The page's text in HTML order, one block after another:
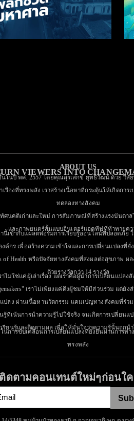
หาศาล
ABOUT US
VIEWERS INTO
นในปี พศ. 2557 โดยคุณสุรเสกข์ ยุทธิวัฒน์ ด้วย วิสั
เรื่องที่ทรงพลัง เราสร้างเนื้อหาที่กระตุ้นให้เกิดกา
ทดลองทางสังคม
ทัศนคติเก่าและใหม่ การสัมภาษณ์ที่สร้างแรงบันดา
และภาพยนตร์สั้นแบบอินเตอร์แอคทีฟที่ท้าทายค
านี้เข้ากับแผลตฟอร์มการเรียบรู้ออนไลน์ที่ปลอดภัย
งค์กร เพื่อสร้างความเข้าใจและการเปลี่ยนแปลงที่
of Health หรือปัจจัยทางสังคมที่ส่งผลต่อสุขภาพ ผ
ด้วยรางวัลกว่า 14 รางวัล
าไม่ใช่แค่ผู้เล่าเรื่อง แต่เราคือผู้นำการเปลี่ยนแปล
เราไม่เพียงแค่ดึงผู้ชมให้มีส่วนร่วม แต่ยัง
แปลง ผ่านเนื้อหานวัตกรรม แคมเปญทางสังคมที่ร่ว
รู้ที่เน้นการนำความรู้ไปใช้จริง จนเกิดการเปลี่ยนแ
เรียนรู้และติดตามผล เพื่อให้มั่นใจว่าความรู้นั้นถูกน
นการขับเคลื่อนการเปลี่ยนแปลงที่ยั่งยืนผ่านการทำ
ทรงพลัง
ติดตามคอนเทนต์ใหม่ๆก่อนใ